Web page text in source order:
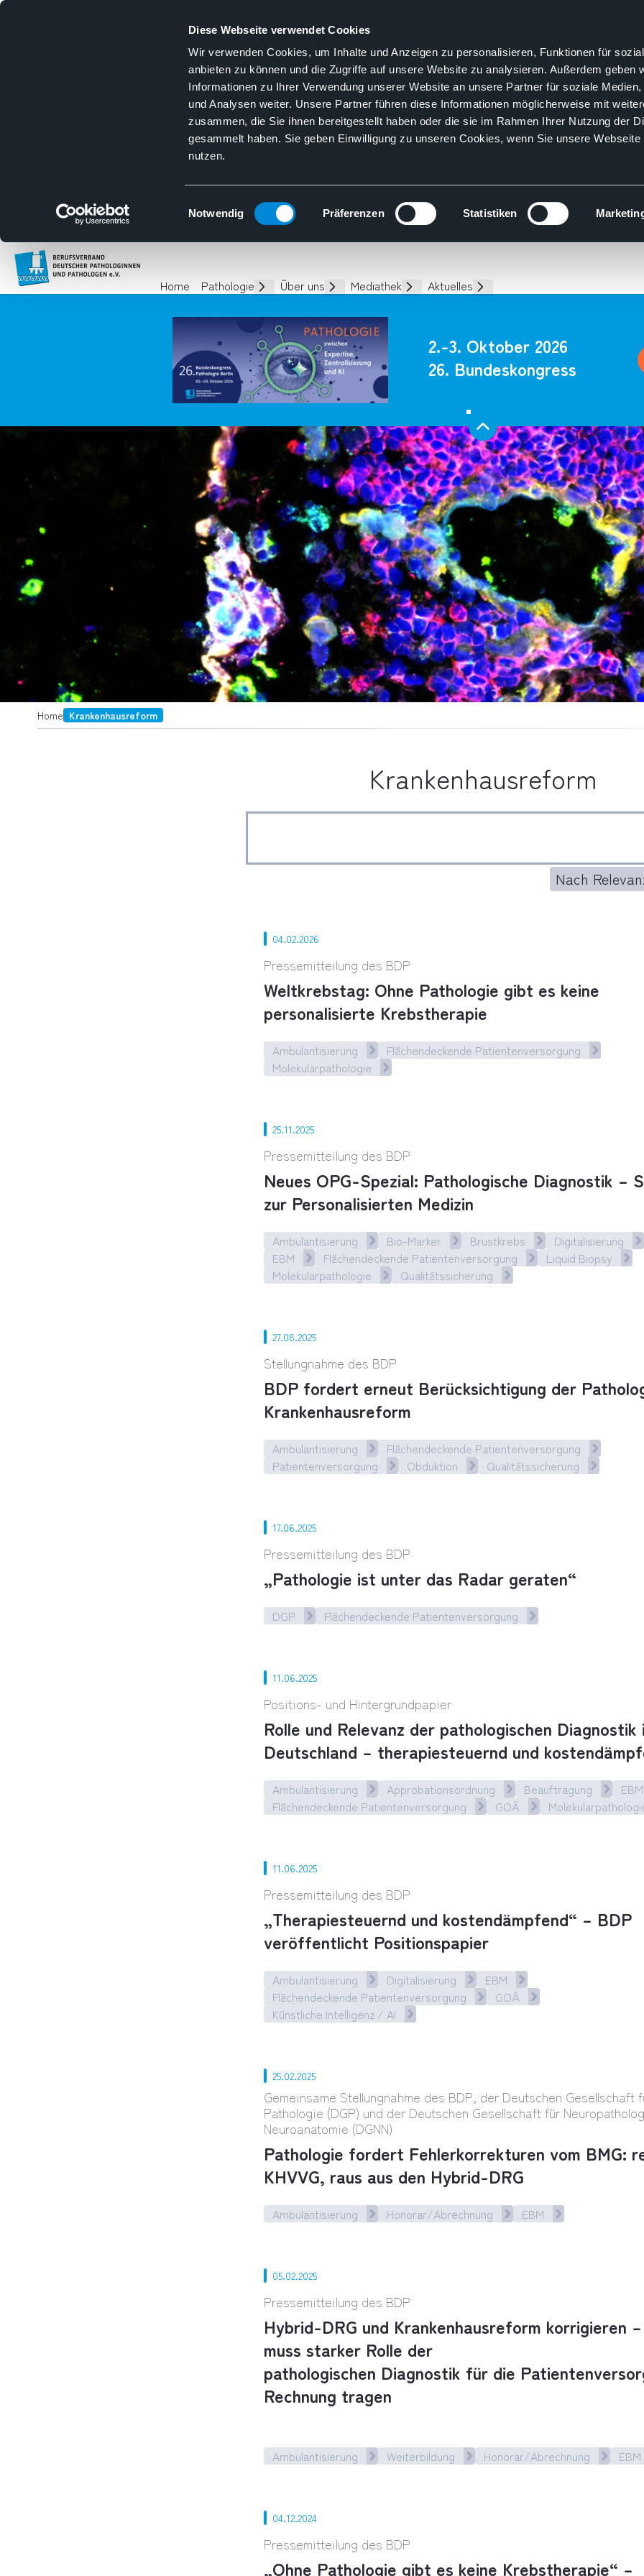
Diese Webseite verwendet Cookies
Wir verwenden Cookies, um Inhalte und Anzeigen zu personalisieren, Funktionen für
anbieten zu können und die Zugriffe auf unsere Website zu analysieren. Außerdem geben
Informationen zu Ihrer Verwendung unserer Website an unsere Partner für soziale Medien,
und Analysen weiter. Unsere Partner führen diese Informationen möglicherweise mit
zusammen, die Sie ihnen bereitgestellt haben oder die sie im Rahmen Ihrer Nutzung der
gesammelt haben. Sie geben Einwilligung zu unseren Cookies, wenn Sie unsere Webseite
nutzen.
Einwilligungsauswahl
Notwendig Präferenzen Statistiken
Homepage
Home
Pathologie
Über uns
Mediathek
Aktuelles
2.-3. Oktober 2026
26. Bundeskongress
Home Krankenhausreform
Krankenhausreform
Nach
04.02.2026
Pressemitteilung des BDP
Weltkrebstag: Ohne Pathologie gibt es keine
personalisierte Krebstherapie
Ambulantisierung
Flächendeckende Patientenversorgung
Molekularpathologie
25.11.2025
Pressemitteilung des BDP
Neues OPG-Spezial: Pathologische Diagnostik –
zur Personalisierten Medizin
Ambulantisierung Bio-Marker Brustkrebs
Digitalisierung
EBM
Flächendeckende Patientenversorgung
Liquid Biopsy
Molekularpathologie
Qualitätssicherung
27.08.2025
Stellungnahme des BDP
BDP fordert erneut Berücksichtigung der
Krankenhausreform
Ambulantisierung
Flächendeckende Patientenversorgung
Patientenversorgung
Obduktion Qualitätssicherung
17.06.2025
Pressemitteilung des BDP
„Pathologie ist unter das Radar geraten“
DGP Flächendeckende Patientenversorgung
11.06.2025
Positions- und Hintergrundpapier
Rolle und Relevanz der pathologischen Diagnostik
Deutschland – therapiesteuernd und
Ambulantisierung Approbationsordnung Beauftragung
EBM
Flächendeckende Patientenversorgung
GOÄ
11.06.2025
Pressemitteilung des BDP
„Therapiesteuernd und kostendämpfend“ – BDP
veröffentlicht Positionspapier
Ambulantisierung Digitalisierung
EBM
Flächendeckende Patientenversorgung
GOÄ
Künstliche Intelligenz / AI
25.02.2025
Gemeinsame Stellungnahme des BDP, der Deutschen Gesellschaft
Pathologie (DGP) und der Deutschen Gesellschaft für
Neuroanatomie (DGNN)
Pathologie fordert Fehlerkorrekturen vom BMG:
KHVVG, raus aus den Hybrid-DRG
Ambulantisierung Honorar/Abrechnung EBM
05.02.2025
Pressemitteilung des BDP
Hybrid-DRG und Krankenhausreform korrigieren
muss starker Rolle der
pathologischen Diagnostik für die
Rechnung tragen
Ambulantisierung Weiterbildung Honorar/Abrechnung EBM
04.12.2024
Pressemitteilung des BDP
„Ohne Pathologie gibt es keine Krebstherapie“ –